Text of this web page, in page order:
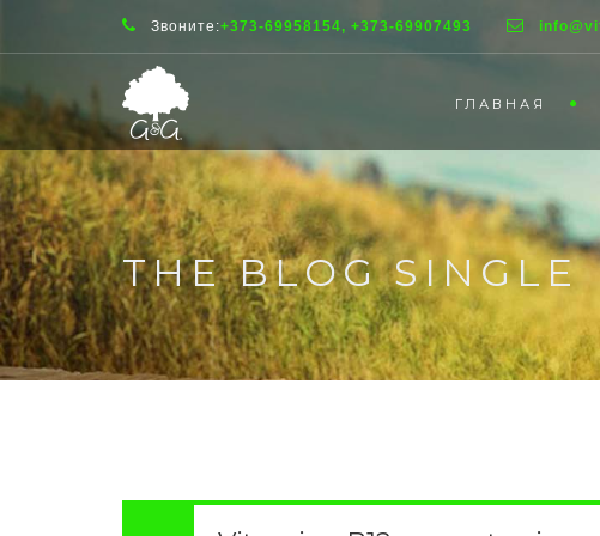
Звоните:+373-69958154, +373-69907493
ГЛАВНАЯ
THE BLOG SINGLE